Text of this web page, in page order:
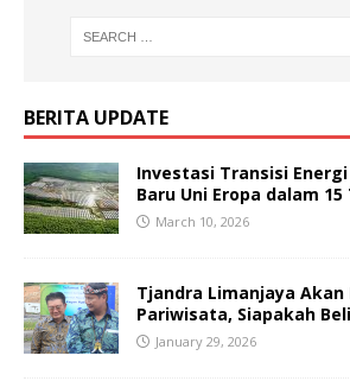
BERITA UPDATE
Investasi Transisi Energi
Baru Uni Eropa dalam
March 10, 2026
Tjandra Limanjaya
Pariwisata, Siapakah
January 29, 2026